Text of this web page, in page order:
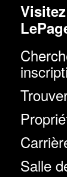
Salle